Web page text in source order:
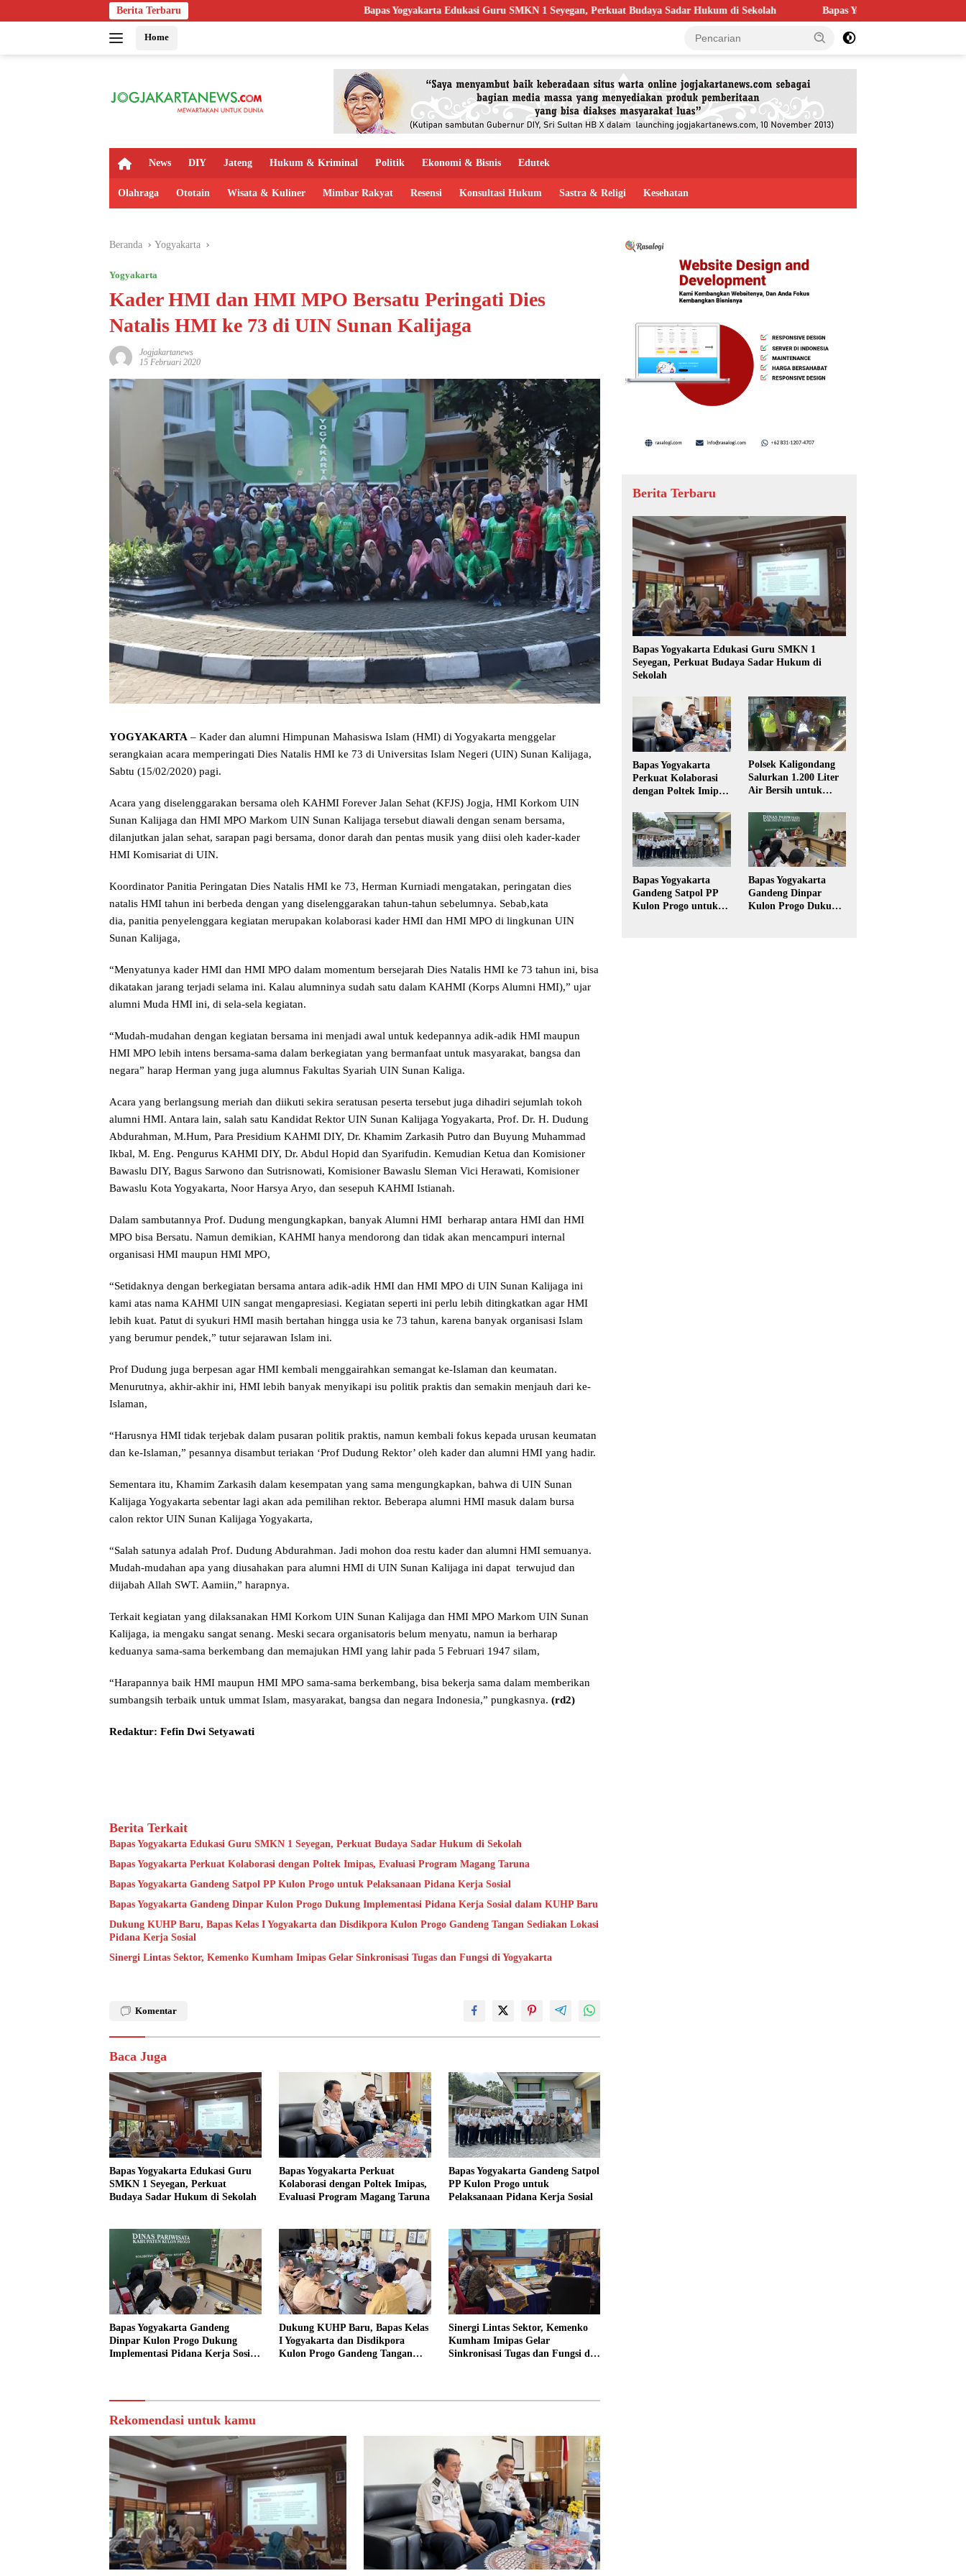
ke
Berita Terbaru Bapas Yogyakarta Edukasi Guru SMKN 1 Seyegan, Perkuat Budaya Sadar Hukum di Sekolah Bapas Yogyakarta Perkuat Kolaborasi dengan Poltek
Home
H
m
News DIY Jateng Hukum & Kriminal Politik Ekonomi & Bisnis Edutek
Olahraga Ototain Wisata & Kuliner Mimbar Rakyat Resensi Konsultasi Hukum Sastra & Religi Kesehatan
Beranda Yogyakarta
Yogyakarta
Kader HMI dan HMI MPO Bersatu Peringati Dies
Natalis HMI ke 73 di UIN Sunan Kalijaga
Jogjakartanews
15 Februari 2020
YOGYAKARTA – Kader dan alumni Himpunan Mahasiswa Islam (HMI) di Yogyakarta menggelar
serangkaian acara memperingati Dies Natalis HMI ke 73 di Universitas Islam Negeri (UIN) Sunan Kalijaga,
Sabtu (15/02/2020) pagi.
Acara yang diselenggarakan bersama oleh KAHMI Forever Jalan Sehat (KFJS) Jogja, HMI Korkom UIN
Sunan Kalijaga dan HMI MPO Markom UIN Sunan Kalijaga tersebut diawali dengan senam bersama,
dilanjutkan jalan sehat, sarapan pagi bersama, donor darah dan pentas musik yang diisi oleh kader-kader
HMI Komisariat di UIN.
Koordinator Panitia Peringatan Dies Natalis HMI ke 73, Herman Kurniadi mengatakan, peringatan dies
natalis HMI tahun ini berbeda dengan yang diselenggarakan tahun-tahun sebelumnya. Sebab,kata
dia, panitia penyelenggara kegiatan merupakan kolaborasi kader HMI dan HMI MPO di lingkunan UIN
Sunan Kalijaga,
“Menyatunya kader HMI dan HMI MPO dalam momentum bersejarah Dies Natalis HMI ke 73 tahun ini, bisa
dikatakan jarang terjadi selama ini. Kalau alumninya sudah satu dalam KAHMI (Korps Alumni HMI),” ujar
alumni Muda HMI ini, di sela-sela kegiatan.
“Mudah-mudahan dengan kegiatan bersama ini menjadi awal untuk kedepannya adik-adik HMI maupun
HMI MPO lebih intens bersama-sama dalam berkegiatan yang bermanfaat untuk masyarakat, bangsa dan
negara” harap Herman yang juga alumnus Fakultas Syariah UIN Sunan Kaliga.
Acara yang berlangsung meriah dan diikuti sekira seratusan peserta tersebut juga dihadiri sejumlah tokoh
alumni HMI. Antara lain, salah satu Kandidat Rektor UIN Sunan Kalijaga Yogyakarta, Prof. Dr. H. Dudung
Abdurahman, M.Hum, Para Presidium KAHMI DIY, Dr. Khamim Zarkasih Putro dan Buyung Muhammad
Ikbal, M. Eng. Pengurus KAHMI DIY, Dr. Abdul Hopid dan Syarifudin. Kemudian Ketua dan Komisioner
Bawaslu DIY, Bagus Sarwono dan Sutrisnowati, Komisioner Bawaslu Sleman Vici Herawati, Komisioner
Bawaslu Kota Yogyakarta, Noor Harsya Aryo, dan sesepuh KAHMI Istianah.
Dalam sambutannya Prof. Dudung mengungkapkan, banyak Alumni HMI berharap antara HMI dan HMI
MPO bisa Bersatu. Namun demikian, KAHMI hanya mendorong dan tidak akan mencampuri internal
organisasi HMI maupun HMI MPO,
“Setidaknya dengan berkegiatan bersama antara adik-adik HMI dan HMI MPO di UIN Sunan Kalijaga ini
kami atas nama KAHMI UIN sangat mengapresiasi. Kegiatan seperti ini perlu lebih ditingkatkan agar HMI
lebih kuat. Patut di syukuri HMI masih bertahan hingga usia ke 73 tahun, karena banyak organisasi Islam
yang berumur pendek,” tutur sejarawan Islam ini.
Prof Dudung juga berpesan agar HMI kembali menggairahkan semangat ke-Islaman dan keumatan.
Menurutnya, akhir-akhir ini, HMI lebih banyak menyikapi isu politik praktis dan semakin menjauh dari ke-
Islaman,
“Harusnya HMI tidak terjebak dalam pusaran politik praktis, namun kembali fokus kepada urusan keumatan
dan ke-Islaman,” pesannya disambut teriakan ‘Prof Dudung Rektor’ oleh kader dan alumni HMI yang hadir.
Sementara itu, Khamim Zarkasih dalam kesempatan yang sama mengungkapkan, bahwa di UIN Sunan
Kalijaga Yogyakarta sebentar lagi akan ada pemilihan rektor. Beberapa alumni HMI masuk dalam bursa
calon rektor UIN Sunan Kalijaga Yogyakarta,
“Salah satunya adalah Prof. Dudung Abdurahman. Jadi mohon doa restu kader dan alumni HMI semuanya.
Mudah-mudahan apa yang diusahakan para alumni HMI di UIN Sunan Kalijaga ini dapat terwujud dan
diijabah Allah SWT. Aamiin,” harapnya.
Terkait kegiatan yang dilaksanakan HMI Korkom UIN Sunan Kalijaga dan HMI MPO Markom UIN Sunan
Kalijaga, ia mengaku sangat senang. Meski secara organisatoris belum menyatu, namun ia berharap
keduanya sama-sama berkembang dan memajukan HMI yang lahir pada 5 Februari 1947 silam,
“Harapannya baik HMI maupun HMI MPO sama-sama berkembang, bisa bekerja sama dalam memberikan
sumbangsih terbaik untuk ummat Islam, masyarakat, bangsa dan negara Indonesia,” pungkasnya. (rd2)
Redaktur: Fefin Dwi Setyawati
Berita Terkait
Bapas Yogyakarta Edukasi Guru SMKN 1 Seyegan, Perkuat Budaya Sadar Hukum di Sekolah
Bapas Yogyakarta Perkuat Kolaborasi dengan Poltek Imipas, Evaluasi Program Magang Taruna
Bapas Yogyakarta Gandeng Satpol PP Kulon Progo untuk Pelaksanaan Pidana Kerja Sosial
Bapas Yogyakarta Gandeng Dinpar Kulon Progo Dukung Implementasi Pidana Kerja Sosial dalam KUHP Baru
Dukung KUHP Baru, Bapas Kelas I Yogyakarta dan Disdikpora Kulon Progo Gandeng Tangan Sediakan Lokasi
Pidana Kerja Sosial
Sinergi Lintas Sektor, Kemenko Kumham Imipas Gelar Sinkronisasi Tugas dan Fungsi di Yogyakarta
Komentar
Baca Juga
Bapas Yogyakarta Edukasi Guru
SMKN 1 Seyegan, Perkuat
Budaya Sadar Hukum di Sekolah
Bapas Yogyakarta Perkuat
Kolaborasi dengan Poltek Imipas,
Evaluasi Program Magang Taruna
Bapas Yogyakarta Gandeng Satpol
PP Kulon Progo untuk
Pelaksanaan Pidana Kerja Sosial
Bapas Yogyakarta Gandeng
Dinpar Kulon Progo Dukung
Implementasi Pidana Kerja Sosial
Dukung KUHP Baru, Bapas Kelas
I Yogyakarta dan Disdikpora
Kulon Progo Gandeng Tangan
Sinergi Lintas Sektor, Kemenko
Kumham Imipas Gelar
Sinkronisasi Tugas dan Fungsi di
Rekomendasi untuk kamu
Berita Terbaru
Bapas Yogyakarta Edukasi Guru SMKN 1
Seyegan, Perkuat Budaya Sadar Hukum di
Sekolah
Bapas Yogyakarta
Perkuat Kolaborasi
dengan Poltek Imipas,
Magang Taruna
Polsek Kaligondang
Salurkan 1.200 Liter
Air Bersih untuk
Kekeringan di
Purbalingga
Bapas Yogyakarta
Gandeng Satpol PP
Kulon Progo untuk
Bapas Yogyakarta
Gandeng Dinpar
Kulon Progo Dukung